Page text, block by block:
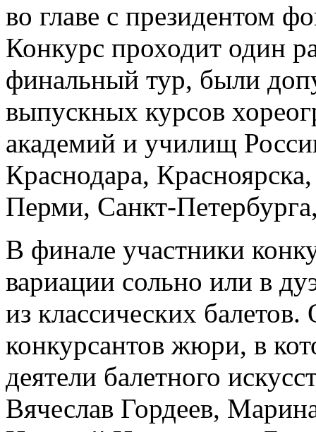
во главе с президентом
Конкурс проходит один
финальный тур, были
выпускных курсов
академий и училищ
Краснодара,
Перми, Санкт-
В финале участники
вариации сольно или в
из классических
конкурсантов жюри, в
деятели балетного
Вячеслав Гордеев,